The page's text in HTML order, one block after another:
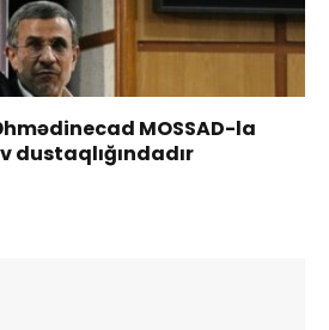
MOSSAD-la
dustaqlığındadır